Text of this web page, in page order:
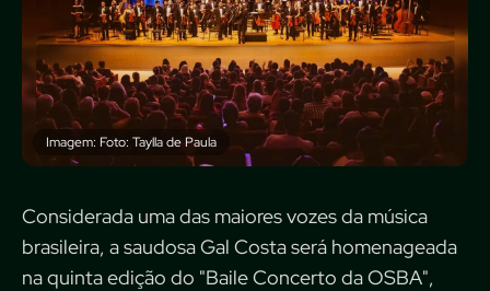
Imagem: Foto: Taylla de Paula
Considerada uma das maiores vozes da música
brasileira, a saudosa Gal Costa será homenageada
na quinta edição do "Baile Concerto da OSBA",